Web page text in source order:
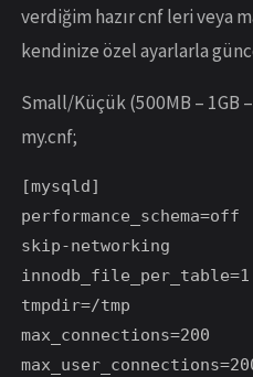
verdiğim hazır cnf leri veya
kendinize özel ayarlarla
Small/Küçük (500MB – 1GB
my.cnf;
[mysqld]
performance_schema=off
skip-networking
innodb_file_per_table=1
tmpdir=/tmp
max_connections=200